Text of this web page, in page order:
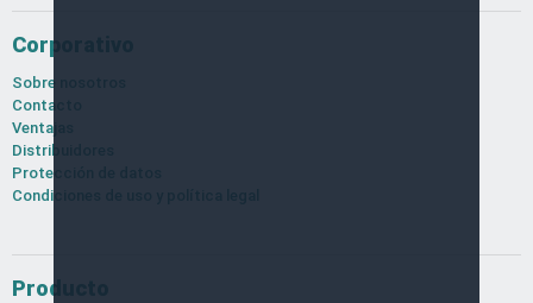
Corporativo
Sobre nosotros
Contacto
Ventajas
Distribuidores
Protección de datos
Condiciones de uso y política legal
Producto